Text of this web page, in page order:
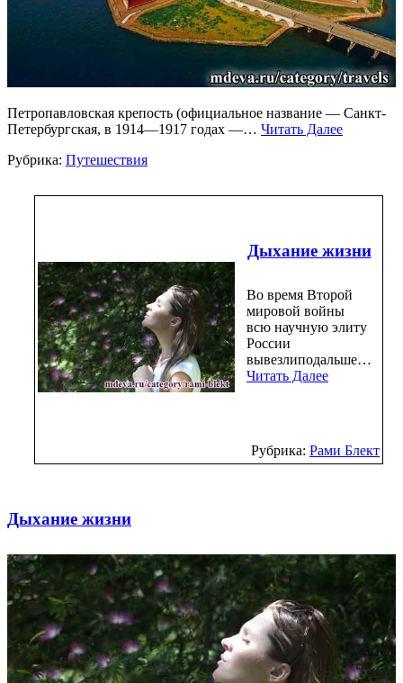
Петропавловская крепость (официальное название — Санкт-
Петербургская, в 1914—1917 годах —… Читать Далее
Рубрика: Путешествия
Дыхание жизни
Во время Второй
мировой войны
всю научную элиту
России
вывезлиподальше…
Читать Далее
Рубрика: Рами Блект
Дыхание жизни